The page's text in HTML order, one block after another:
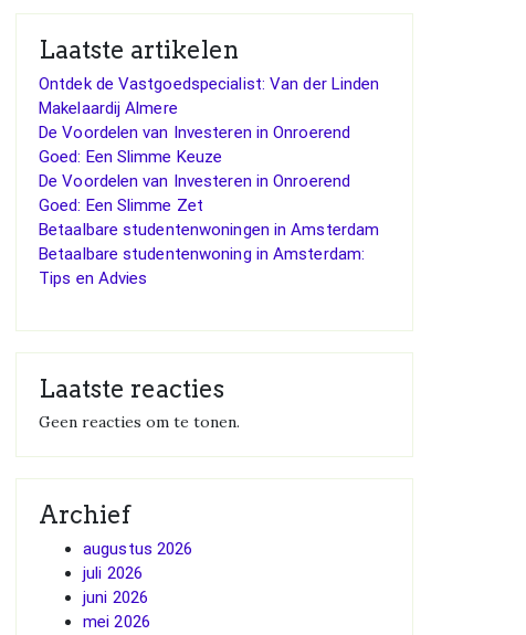
Laatste artikelen
Ontdek de Vastgoedspecialist: Van der Linden
Makelaardij Almere
De Voordelen van Investeren in Onroerend
Goed: Een Slimme Keuze
De Voordelen van Investeren in Onroerend
Goed: Een Slimme Zet
Betaalbare studentenwoningen in Amsterdam
Betaalbare studentenwoning in Amsterdam:
Tips en Advies
Laatste reacties
Geen reacties om te tonen.
Archief
augustus 2026
juli 2026
juni 2026
mei 2026